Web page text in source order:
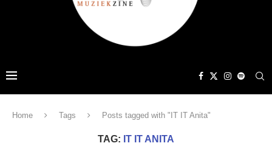
Home Tags Posts tagged with "IT IT Anita"
TAG: IT IT ANITA